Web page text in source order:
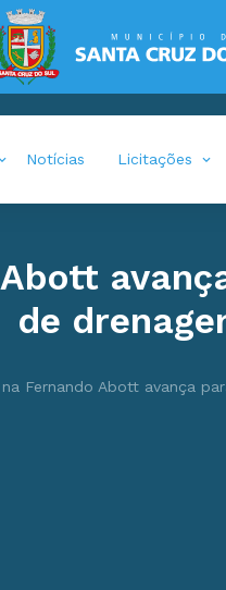
Notícias Licitações
de
Fernando Abott avança